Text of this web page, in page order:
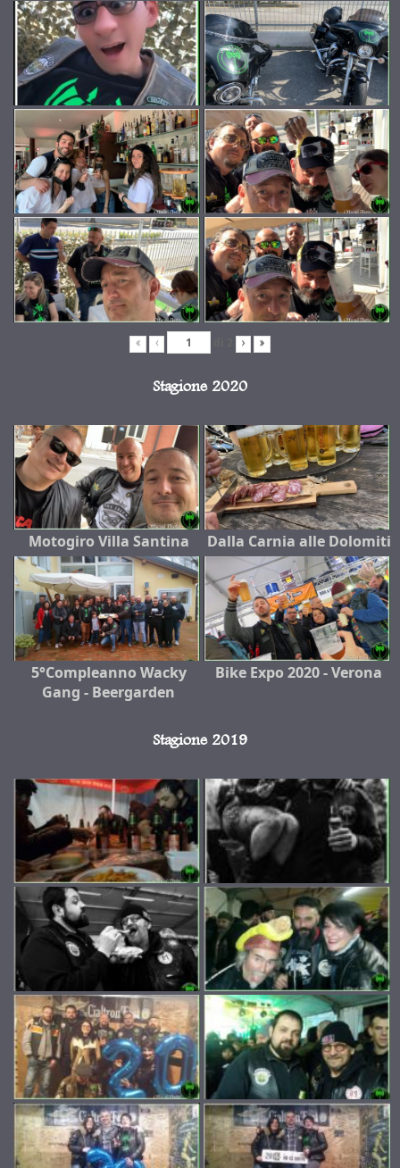
« ‹ › »
Stagione 2020
Motogiro Villa Santina Dalla Carnia alle Dolomiti
5°Compleanno Wacky
Gang - Beergarden
Bike Expo 2020 - Verona
Stagione 2019